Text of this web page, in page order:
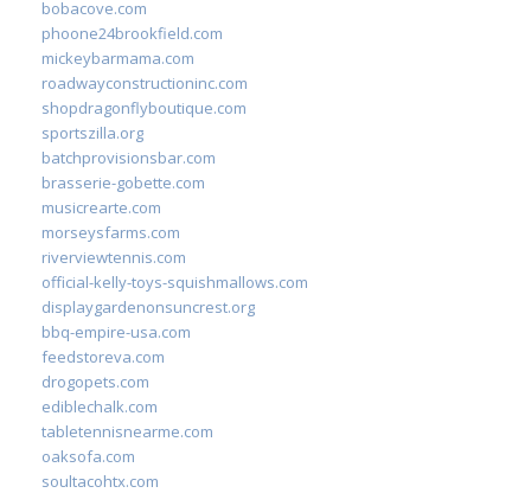
bobacove.com
phoone24brookfield.com
mickeybarmama.com
roadwayconstructioninc.com
shopdragonflyboutique.com
sportszilla.org
batchprovisionsbar.com
brasserie-gobette.com
musicrearte.com
morseysfarms.com
riverviewtennis.com
official-kelly-toys-squishmallows.com
displaygardenonsuncrest.org
bbq-empire-usa.com
feedstoreva.com
drogopets.com
ediblechalk.com
tabletennisnearme.com
oaksofa.com
soultacohtx.com